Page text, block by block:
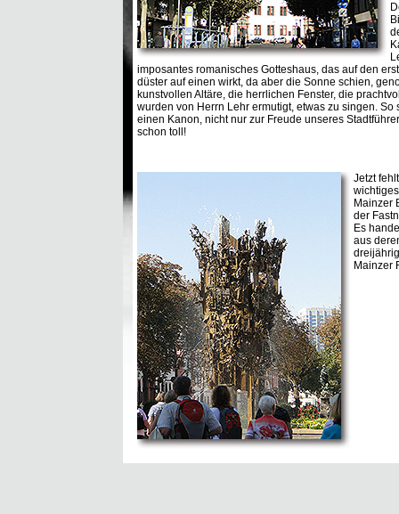
imposantes romanisches Gotteshaus, das auf den
düster auf einen wirkt, da aber die Sonne schien,
kunstvollen Altäre, die herrlichen Fenster, die
wurden von Herrn Lehr ermutigt, etwas zu singen. So
einen Kanon, nicht nur zur Freude unseres
schon toll!
Jetzt
Mainzer
der
Es
aus
Mainzer